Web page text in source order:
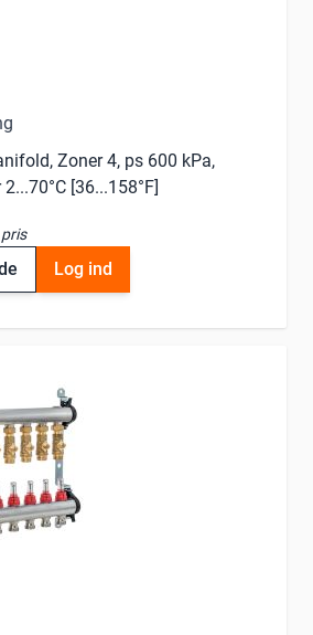
Zoner 4, ps 600 kPa,
[36...158°F]
Log ind